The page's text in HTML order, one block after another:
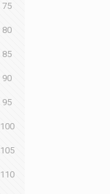
75
80
85
90
95
100
105
110